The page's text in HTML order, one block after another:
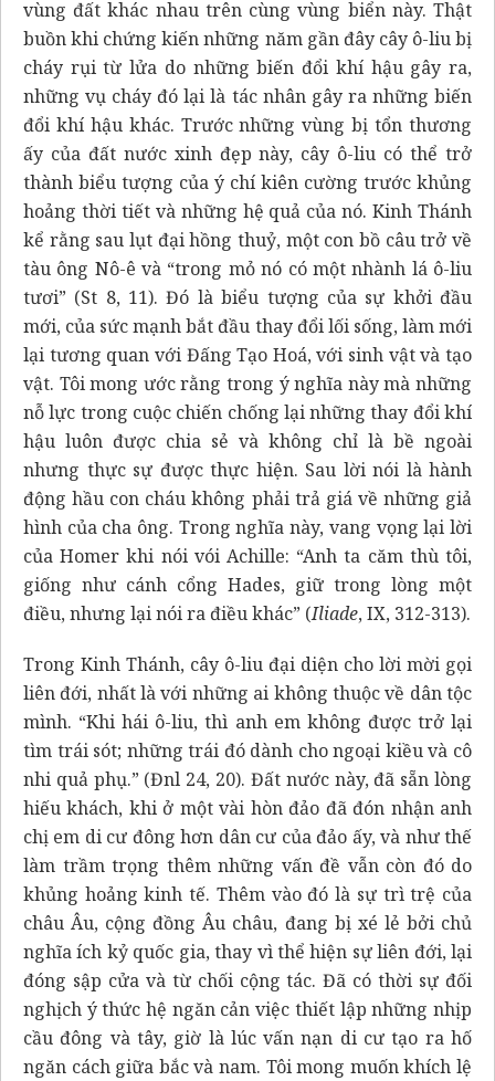
vùng đất khác nhau trên cùng vùng biển này. Thật
buồn khi chứng kiến những năm gần đây cây ô-liu bị
cháy rụi từ lửa do những biến đổi khí hậu gây ra,
những vụ cháy đó lại là tác nhân gây ra những biến
đổi khí hậu khác. Trước những vùng bị tổn thương
ấy của đất nước xinh đẹp này, cây ô-liu có thể trở
thành biểu tượng của ý chí kiên cường trước khủng
hoảng thời tiết và những hệ quả của nó. Kinh Thánh
kể rằng sau lụt đại hồng thuỷ, một con bồ câu trở về
tàu ông Nô-ê và “trong mỏ nó có một nhành lá ô-liu
tươi” (St 8, 11). Đó là biểu tượng của sự khởi đầu
mới, của sức mạnh bắt đầu thay đổi lối sống, làm mới
lại tương quan với Đấng Tạo Hoá, với sinh vật và tạo
vật. Tôi mong ước rằng trong ý nghĩa này mà những
nỗ lực trong cuộc chiến chống lại những thay đổi khí
hậu luôn được chia sẻ và không chỉ là bề ngoài
nhưng thực sự được thực hiện. Sau lời nói là hành
động hầu con cháu không phải trả giá về những giả
hình của cha ông. Trong nghĩa này, vang vọng lại lời
của Homer khi nói vói Achille: “Anh ta căm thù tôi,
giống như cánh cổng Hades, giữ trong lòng một
điều, nhưng lại nói ra điều khác” (Iliade, IX, 312-313).
Trong Kinh Thánh, cây ô-liu đại diện cho lời mời gọi
liên đới, nhất là với những ai không thuộc về dân tộc
mình. “Khi hái ô-liu, thì anh em không được trở lại
tìm trái sót; những trái đó dành cho ngoại kiều và cô
nhi quả phụ.” (Đnl 24, 20). Đất nước này, đã sẵn lòng
hiếu khách, khi ở một vài hòn đảo đã đón nhận anh
chị em di cư đông hơn dân cư của đảo ấy, và như thế
làm trầm trọng thêm những vấn đề vẫn còn đó do
khủng hoảng kinh tế. Thêm vào đó là sự trì trệ của
châu Âu, cộng đồng Âu châu, đang bị xé lẻ bởi chủ
nghĩa ích kỷ quốc gia, thay vì thể hiện sự liên đới, lại
đóng sập cửa và từ chối cộng tác. Đã có thời sự đối
nghịch ý thức hệ ngăn cản việc thiết lập những nhịp
cầu đông và tây, giờ là lúc vấn nạn di cư tạo ra hố
ngăn cách giữa bắc và nam. Tôi mong muốn khích lệ